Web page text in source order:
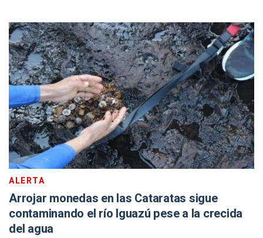
ALERTA
Arrojar monedas en las Cataratas sigue
contaminando el río Iguazú pese a la crecida
del agua